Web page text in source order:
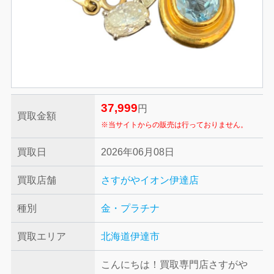
買取金額
37,999 円
※当サイトからの販売は行っておりません。
買取日 2026年06月08日
買取店舗 さすがやイオン伊達店
種別 金・プラチナ
買取エリア 北海道伊達市
こんにちは！買取専門店さすがや